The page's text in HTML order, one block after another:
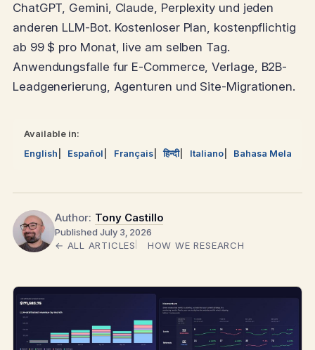
ChatGPT, Gemini, Claude, Perplexity und jeden
anderen LLM-Bot. Kostenloser Plan, kostenpflichtig
ab 99 $ pro Monat, live am selben Tag.
Anwendungsfalle fur E-Commerce, Verlage, B2B-
Leadgenerierung, Agenturen und Site-Migrationen.
Available in:
English
Español Français हिन्दी Italiano Bahasa Melayu
Author: Tony Castillo
Published July 3, 2026
← ALL ARTICLES
HOW WE RESEARCH